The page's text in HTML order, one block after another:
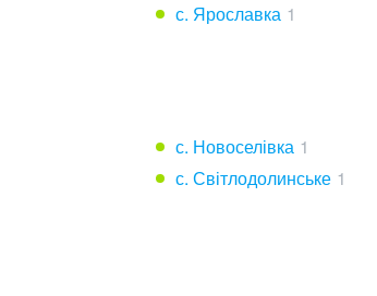
с. Ярославка 1
с. Новоселівка 1
с. Світлодолинське 1